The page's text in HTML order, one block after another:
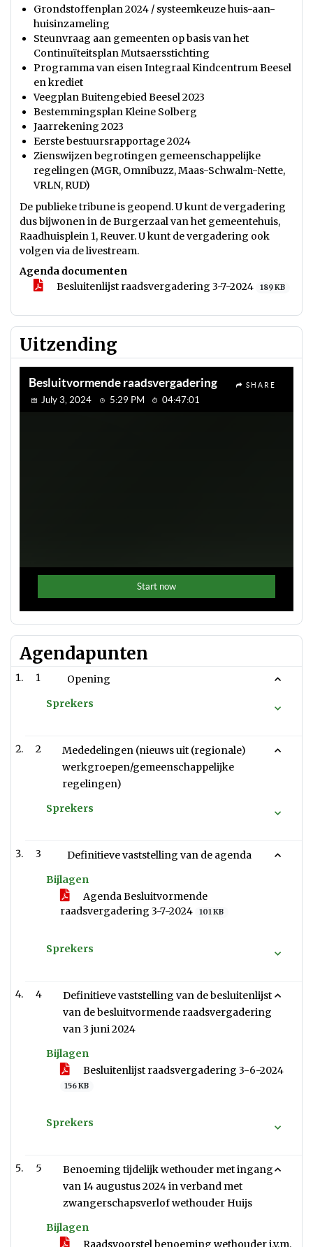
Grondstoffenplan 2024 / systeemkeuze huis-aan-
huisinzameling
Steunvraag aan gemeenten op basis van het
Continuïteitsplan Mutsaersstichting
Programma van eisen Integraal Kindcentrum Beesel
en krediet
Veegplan Buitengebied Beesel 2023
Bestemmingsplan Kleine Solberg
Jaarrekening 2023
Eerste bestuursrapportage 2024
Zienswijzen begrotingen gemeenschappelijke
regelingen (MGR, Omnibuzz, Maas-Schwalm-Nette,
VRLN, RUD)
De publieke tribune is geopend. U kunt de vergadering
dus bijwonen in de Burgerzaal van het gemeentehuis,
Raadhuisplein 1, Reuver. U kunt de vergadering ook
volgen via de livestream.
Agenda documenten
Besluitenlijst raadsvergadering 3-7-2024
189 KB
Uitzending
Agendapunten
1
Opening
Sprekers
2
Mededelingen (nieuws uit (regionale)
werkgroepen/gemeenschappelijke
regelingen)
Sprekers
3
Definitieve vaststelling van de agenda
Bijlagen
Agenda Besluitvormende
raadsvergadering 3-7-2024
101 KB
Sprekers
4
Definitieve vaststelling van de besluitenlijst
van de besluitvormende raadsvergadering
van 3 juni 2024
Bijlagen
Besluitenlijst raadsvergadering 3-6-2024
156 KB
Sprekers
5
Benoeming tijdelijk wethouder met ingang
van 14 augustus 2024 in verband met
zwangerschapsverlof wethouder Huijs
Bijlagen
Raadsvoorstel benoeming wethouder i.v.m.